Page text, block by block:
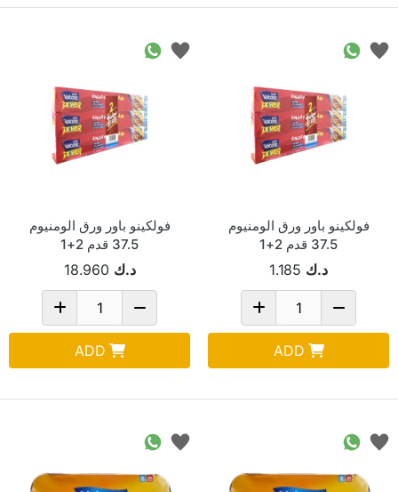
فولكينو باور ورق الومنيوم
37.5 قدم 2+1
د.ك 1.185
ADD
فولكينو باور ورق الومنيوم
37.5 قدم 2+1
د.ك 18.960
ADD